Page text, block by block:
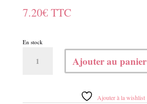
7.20€ TTC
En stock
Ajouter au panier
Ajouter à la wishlist